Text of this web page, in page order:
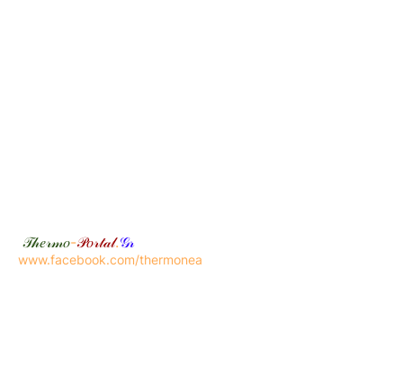
𝒯𝒽𝑒𝓇𝓂𝑜-𝒫𝑜𝓇𝓉𝒶𝓁.𝒢𝓇
www.facebook.com/thermonea